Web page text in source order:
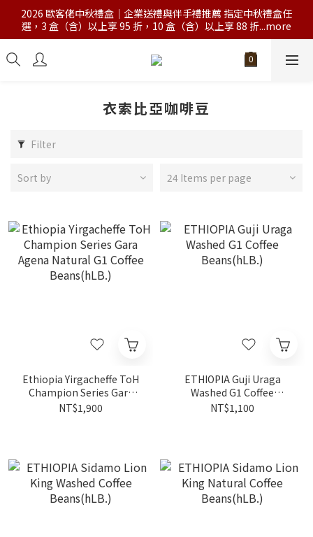
2026 歐客佬中秋禮盒｜企業送禮與伴手禮推薦 指定中秋禮盒任
選，3 盒（含）以上享 95 折，10 盒（含）以上享 88 折...more
衣索比亞咖啡豆
Filter
Sort by 24 Items per page
Ethiopia Yirgacheffe ToH
Champion Series Gara
Agena Natural G1 Coffee
NT$1,900
ETHIOPIA Guji Uraga
Washed G1 Coffee
Beans(hLB.)
NT$1,100